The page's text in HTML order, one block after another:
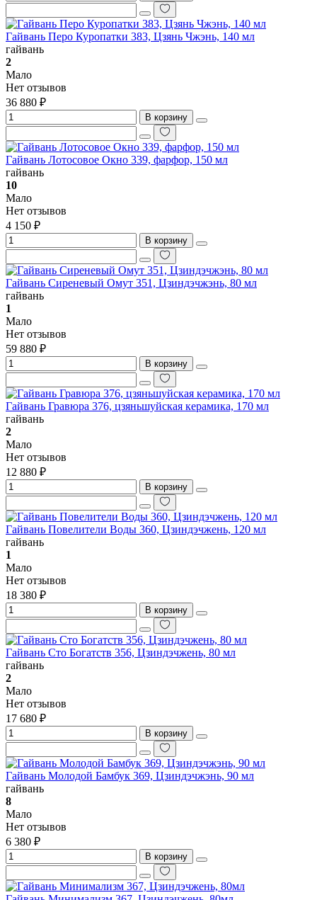
Гайвань Перо Куропатки 383, Цзянь Чжэнь, 140 мл
гайвань
2
Мало
Нет отзывов
36 880 ₽
В корзину
Гайвань Лотосовое Окно 339, фарфор, 150 мл
гайвань
10
Мало
Нет отзывов
4 150 ₽
В корзину
Гайвань Сиреневый Омут 351, Цзиндэчжэнь, 80 мл
гайвань
1
Мало
Нет отзывов
59 880 ₽
В корзину
Гайвань Гравюра 376, цзяньшуйская керамика, 170 мл
гайвань
2
Мало
Нет отзывов
12 880 ₽
В корзину
Гайвань Повелители Воды 360, Цзиндэчжень, 120 мл
гайвань
1
Мало
Нет отзывов
18 380 ₽
В корзину
Гайвань Сто Богатств 356, Цзиндэчжень, 80 мл
гайвань
2
Мало
Нет отзывов
17 680 ₽
В корзину
Гайвань Молодой Бамбук 369, Цзиндэчжэнь, 90 мл
гайвань
8
Мало
Нет отзывов
6 380 ₽
В корзину